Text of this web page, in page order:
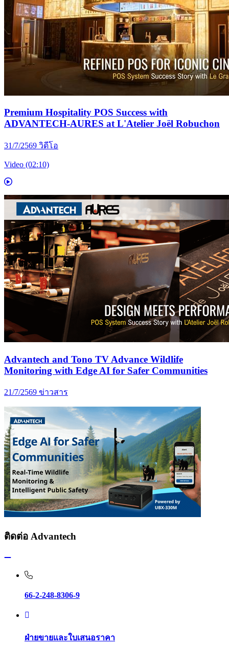
Premium Hospitality POS Success with
ADVANTECH-AURES at L'Atelier Joël Robuchon
31/7/2569 วิดีโอ
Video (02:10)
Advantech and Tono TV Advance Wildlife
Monitoring with Edge AI for Safer Communities
21/7/2569 ข่าวสาร
ติดต่อ Advantech
66-2-248-8306-9
ฝ่ายขายและใบเสนอราคา